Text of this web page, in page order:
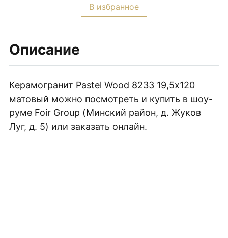
В избранное
Керамогранит
Pastel
19,5х120
матовый
Описание
Керамогранит Pastel Wood 8233 19,5х120
матовый можно посмотреть и купить в шоу-
руме Foir Group (Минский район, д. Жуков
Луг, д. 5) или заказать онлайн.